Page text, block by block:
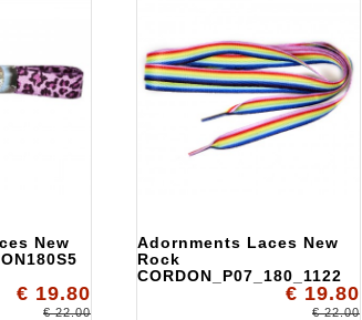
New
€ 19.80
€ 22.00
Adornments Laces New
Rock
CORDON_P07_180_1122
€ 19.80
€ 22.00